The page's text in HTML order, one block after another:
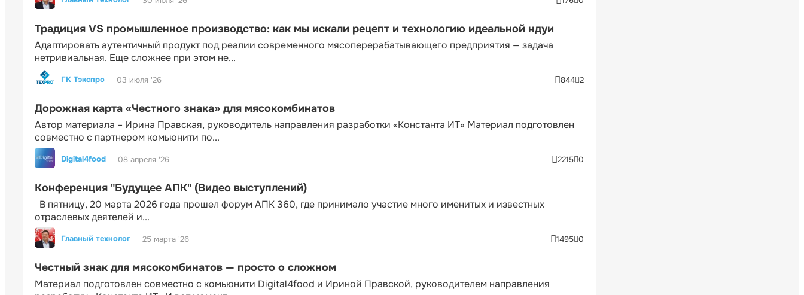
Традиция VS промышленное производство: как мы искали рецепт и технологию идеальной ндуи
Адаптировать аутентичный продукт под реалии современного мясоперерабатывающего предприятия — задача
нетривиальная. Еще сложнее при этом не...
ГК Тэкспро 03 июля '26 844 2
Дорожная карта «Честного знака» для мясокомбинатов
Автор материала – Ирина Правская, руководитель направления разработки «Константа ИТ» Материал подготовлен
совместно с партнером комьюнити по...
Digital4food 08 апреля '26 2215 0
Конференция "Будущее АПК" (Видео выступлений)
В пятницу, 20 марта 2026 года прошел форум АПК 360, где принимало участие много именитых и известных
отраслевых деятелей и...
Главный технолог 25 марта '26 1495 0
Честный знак для мясокомбинатов — просто о сложном
Материал подготовлен совместно с комьюнити Digital4food и Ириной Правской, руководителем направления